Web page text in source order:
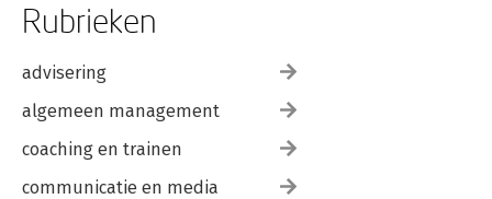
Rubrieken
advisering
algemeen management
coaching en trainen
communicatie en media